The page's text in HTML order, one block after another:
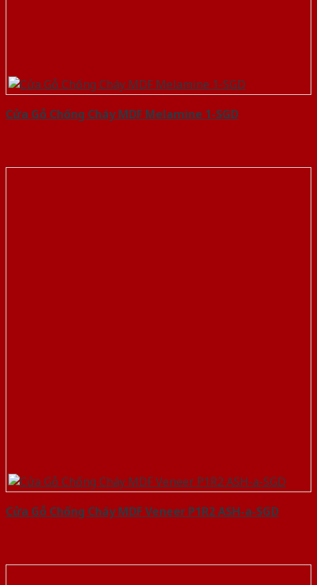
Cửa Gỗ Chống Cháy MDF Melamine 1-SGD
Cửa Gỗ Chống Cháy MDF Veneer P1R2 ASH-a-SGD